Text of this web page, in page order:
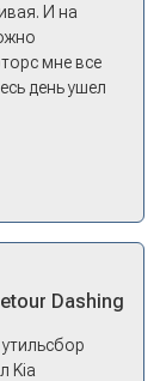
На
И на
мне все
день ушел
И
такие
Dashing
Kia